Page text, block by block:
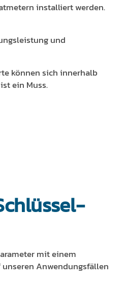
installiert werden.
und
können sich innerhalb
ein Muss.
mit einem
Anwendungsfällen